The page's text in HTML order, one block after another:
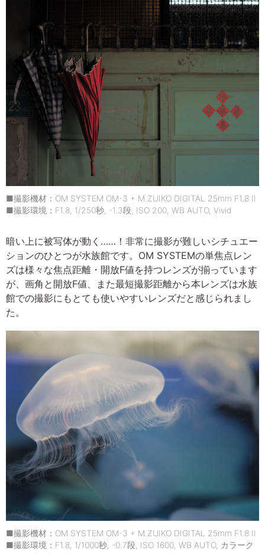
■撮影機材：OM SYSTEM OM-3 + M.ZUIKO DIGITAL 25mm F1.8 II
■撮影環境：F1.8, 1/250秒, -1.3段, ISO 200, WB AUTO, Vivid
暗い上に被写体が動く……！非常に撮影が難しいシチュエー
ションのひとつが水族館です。OM SYSTEMの単焦点レン
ズは様々な焦点距離・開放F値を持つレンズが揃っています
が、画角と開放F値、また最短撮影距離から本レンズは水族
館での撮影にもとても使いやすいレンズだと感じられまし
た。
■撮影機材：OM SYSTEM OM-3 + M.ZUIKO DIGITAL 25mm F1.8 II
■撮影環境：F1.8, 1/1000秒, -0.7段, ISO 1600, WB AUTO, カラーク